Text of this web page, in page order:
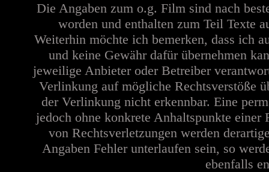
Die Angaben zum o.g. Film sind nach
worden und enthalten zum Teil Texte
Weiterhin möchte ich bemerken, dass ich
und keine Gewähr dafür übernehmen
jeweilige Anbieter oder Betreiber
Verlinkung auf mögliche Rechtsverstöße
der Verlinkung nicht erkennbar. Eine
jedoch ohne konkrete Anhaltspunkte
von Rechtsverletzungen werden
Angaben Fehler unterlaufen sein, so
ebenfalls